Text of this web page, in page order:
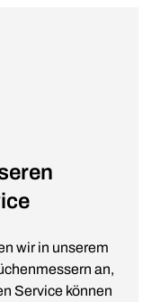
wir in unserem
an,
Service können